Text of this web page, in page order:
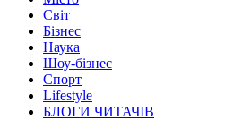
Світ
Бізнес
Наука
Шоу-бізнес
Спорт
Lifestyle
БЛОГИ ЧИТАЧІВ